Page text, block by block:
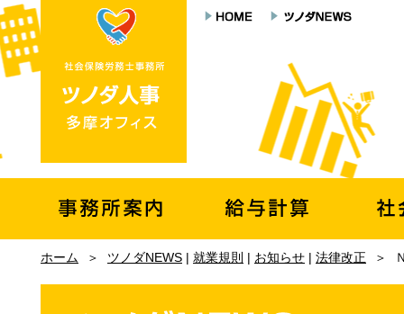
ホーム ＞ ツノダNEWS | 就業規則 | お知らせ | 法律改正 ＞